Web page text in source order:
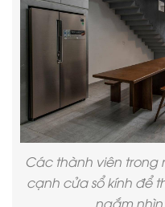
Các thành viên trong
cạnh cửa sổ kính để
ngắm